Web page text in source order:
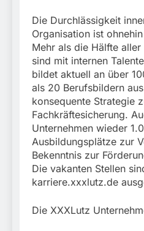
Die Durchlässigkeit
Organisation ist
Mehr als die Hälfte
sind mit internen
bildet aktuell an über
als 20 Berufsbildern
konsequente Strategie
Fachkräftesicherung.
Unternehmen wieder
Ausbildungsplätze zur
Bekenntnis zur
Die vakanten Stellen
karriere.xxxlutz.de
Die XXXLutz